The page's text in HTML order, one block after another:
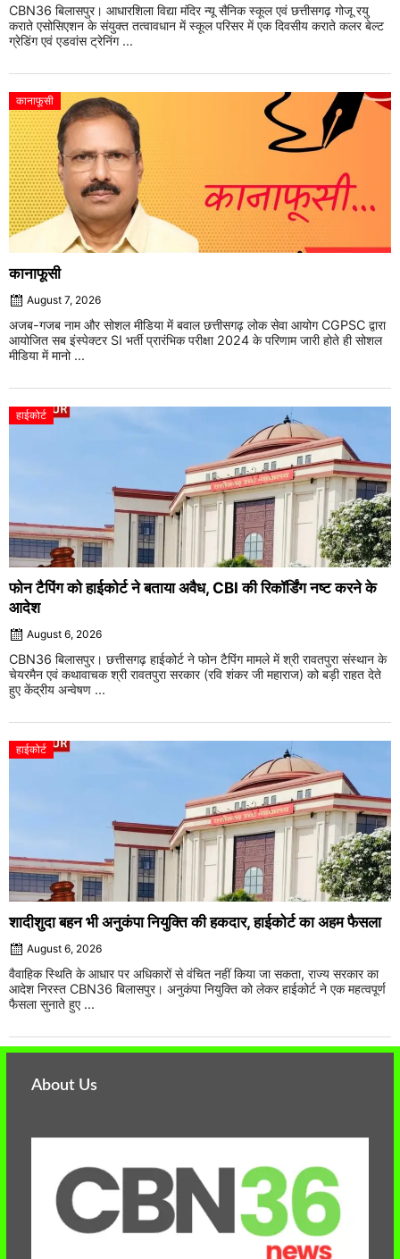
CBN36 बिलासपुर। आधारशिला विद्या मंदिर न्यू सैनिक स्कूल एवं छत्तीसगढ़ गोजू रयु
कराते एसोसिएशन के संयुक्त तत्वावधान में स्कूल परिसर में एक दिवसीय कराते कलर बेल्ट
ग्रेडिंग एवं एडवांस ट्रेनिंग ...
कानाफूसी
कानाफूसी
August 7, 2026
अजब-गजब नाम और सोशल मीडिया में बवाल छत्तीसगढ़ लोक सेवा आयोग CGPSC द्वारा
आयोजित सब इंस्पेक्टर SI भर्ती प्रारंभिक परीक्षा 2024 के परिणाम जारी होते ही सोशल
मीडिया में मानो ...
हाईकोर्ट
फोन टैपिंग को हाईकोर्ट ने बताया अवैध, CBI की रिकॉर्डिंग नष्ट करने के
आदेश
August 6, 2026
CBN36 बिलासपुर। छत्तीसगढ़ हाईकोर्ट ने फोन टैपिंग मामले में श्री रावतपुरा संस्थान के
चेयरमैन एवं कथावाचक श्री रावतपुरा सरकार (रवि शंकर जी महाराज) को बड़ी राहत देते
हुए केंद्रीय अन्वेषण ...
हाईकोर्ट
शादीशुदा बहन भी अनुकंपा नियुक्ति की हकदार, हाईकोर्ट का अहम फैसला
August 6, 2026
वैवाहिक स्थिति के आधार पर अधिकारों से वंचित नहीं किया जा सकता, राज्य सरकार का
आदेश निरस्त CBN36 बिलासपुर। अनुकंपा नियुक्ति को लेकर हाईकोर्ट ने एक महत्वपूर्ण
फैसला सुनाते हुए ...
About Us